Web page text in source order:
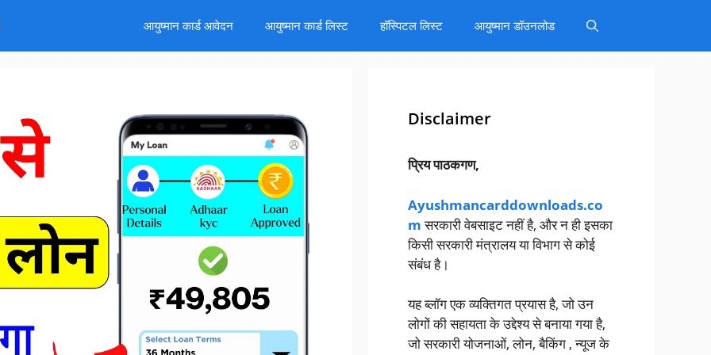
आयुष्मान कार्ड आवेदन आयुष्मान कार्ड लिस्ट हॉस्पिटल लिस्ट आयुष्मान डॉउनलोड
Disclaimer
प्रिय पाठकगण,
Ayushmancarddownloads.co
mसरकारी वेबसाइट नहीं है, और न ही इसका
किसी सरकारी मंत्रालय या विभाग से कोई
संबंध है।
यह ब्लॉग एक व्यक्तिगत प्रयास है, जो उन
लोगों की सहायता के उद्देश्य से बनाया गया है,
जो सरकारी योजनाओं, लोन, बैकिंग , न्यूज के